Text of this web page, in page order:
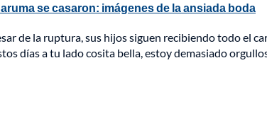
se casaron: imágenes de la ansiada boda
de la ruptura, sus hijos siguen recibiendo todo el
días a tu lado cosita bella, estoy demasiado